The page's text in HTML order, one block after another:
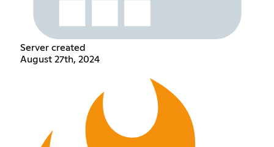
Server created
August 27th, 2024